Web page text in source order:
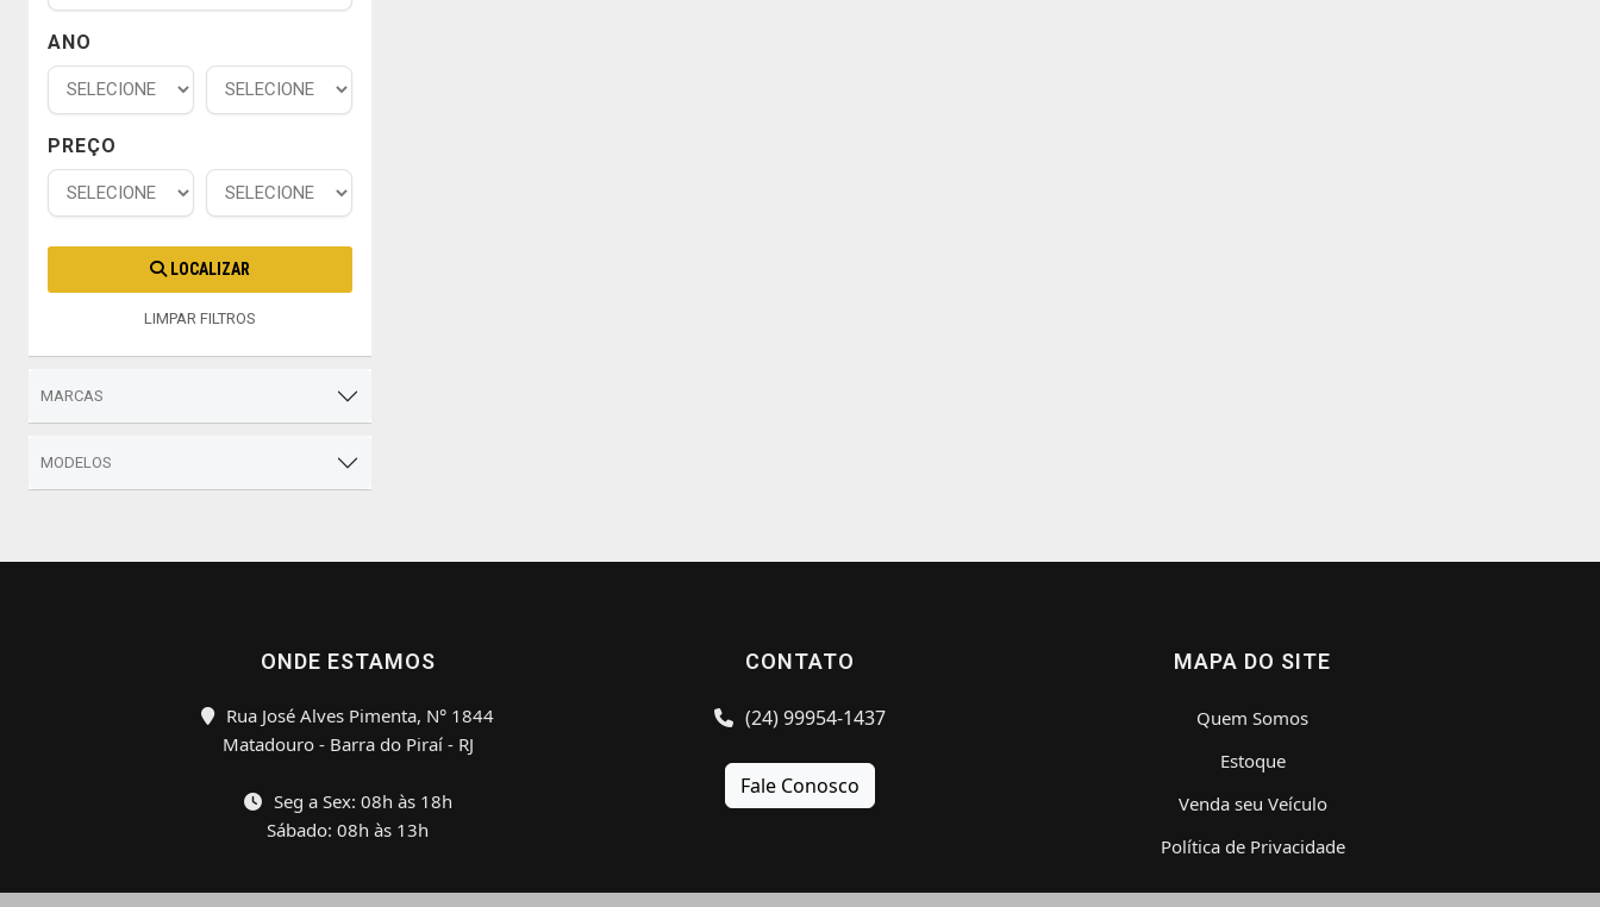
ANO
PREÇO
LOCALIZAR
LIMPAR FILTROS
MARCAS
MODELOS
ONDE ESTAMOS
Rua José Alves Pimenta, N° 1844
Matadouro - Barra do Piraí - RJ
Seg a Sex: 08h às 18h
Sábado: 08h às 13h
CONTATO
(24) 99954-1437
Fale Conosco
MAPA DO SITE
Quem Somos
Estoque
Venda seu Veículo
Política de Privacidade